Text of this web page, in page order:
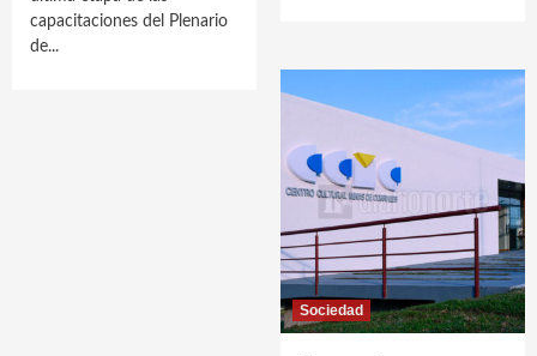
capacitaciones del Plenario
de...
Sociedad